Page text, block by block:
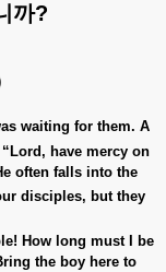
까?
waiting for them. A
“Lord, have mercy on
often falls into the
disciples, but they
How long must I be
the boy here to